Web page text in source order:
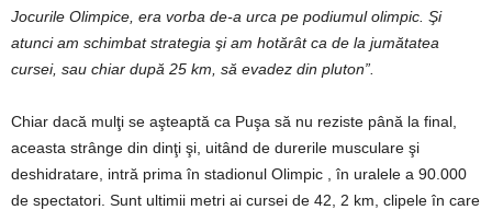
Jocurile Olimpice, era vorba de-a urca pe podiumul olimpic. Şi
atunci am schimbat strategia şi am hotărât ca de la jumătatea
cursei, sau chiar după 25 km, să evadez din pluton”
Chiar dacă mulţi se aşteaptă ca Puşa să nu reziste până la final,
aceasta strânge din dinţi şi, uitând de durerile musculare şi
deshidratare, intră prima în stadionul Olimpic , în uralele a 90.000
de spectatori. Sunt ultimii metri ai cursei de 42, 2 km, clipele în care